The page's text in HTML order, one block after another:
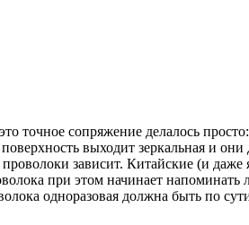
точное сопряжение делалось
выходит зеркальная и они
проволоки зависит. Китайские (и
при этом начинает напоминать
одноразовая должна быть по